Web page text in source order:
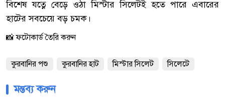
বিশেষ যত্নে বেড়ে ওঠা মিস্টার সিলেটই হতে পারে এবারের
হাটের সবচেয়ে বড় চমক।
📸 ফটোকার্ড তৈরি করুন
কুরবানির পশু কুরবানির হাট মিস্টার সিলেট সিলেটে
মন্তব্য করুন